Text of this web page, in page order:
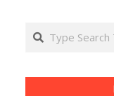
Search